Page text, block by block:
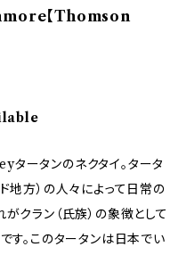
【Thomson
ータンのネクタイ。タータ
地方）の人々によって日常の
クラン（氏族）の象徴として
す。このタータンは日本でい